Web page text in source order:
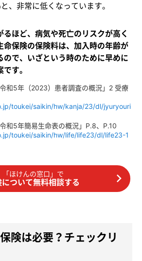
、非常に低くなっています。
るほど、病気や死亡のリスクが高く
命保険の保険料は、加入時の年齢が
ので、いざという時のために早めに
す。
和5年（2023）患者調査の概況」2 受療
toukei/saikin/hw/kanja/23/dl/jyuryouri
和5年簡易生命表の概況」P.8、P.10
toukei/saikin/hw/life/life23/dl/life23-1
「ほけんの窓口」で
ついて無料相談する
険は必要？チェックリ